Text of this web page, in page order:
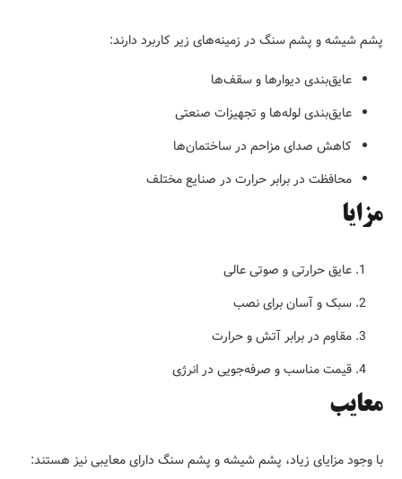
پشم شیشه و پشم سنگ در زمینه‌های زیر کاربرد دارند:
عایق‌بندی دیوارها و سقف‌ها
عایق‌بندی لوله‌ها و تجهیزات صنعتی
کاهش صدای مزاحم در ساختمان‌ها
محافظت در برابر حرارت در صنایع مختلف
مزایا
عایق حرارتی و صوتی عالی
سبک و آسان برای نصب
مقاوم در برابر آتش و حرارت
قیمت مناسب و صرفه‌جویی در انرژی
معایب
با وجود مزایای زیاد، پشم شیشه و پشم سنگ دارای معایبی نیز هستند: